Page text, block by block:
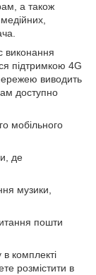
а також
виконання
підтримкою 4G
виводить
доступно
мобільного
де
музики,
пошти
комплекті
розмістити в